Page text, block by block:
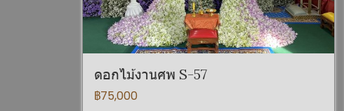
ดอกไม้งานศพ S-57
฿75,000